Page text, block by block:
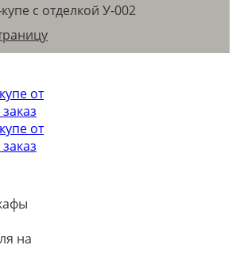
с отделкой У-002